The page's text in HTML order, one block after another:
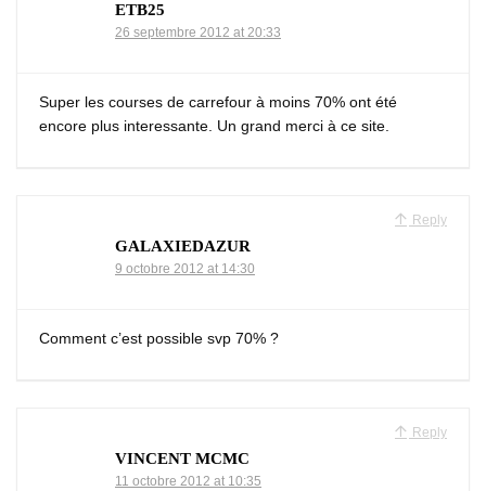
ETB25
26 septembre 2012 at 20:33
Super les courses de carrefour à moins 70% ont été
encore plus interessante. Un grand merci à ce site.
Reply
GALAXIEDAZUR
9 octobre 2012 at 14:30
Comment c’est possible svp 70% ?
Reply
VINCENT MCMC
11 octobre 2012 at 10:35